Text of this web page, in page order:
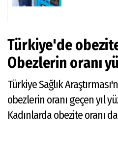
Türkiye'de
Obezlerin oranı
Türkiye Sağlık
obezlerin oranı geçen yıl
Kadınlarda obezite oranı